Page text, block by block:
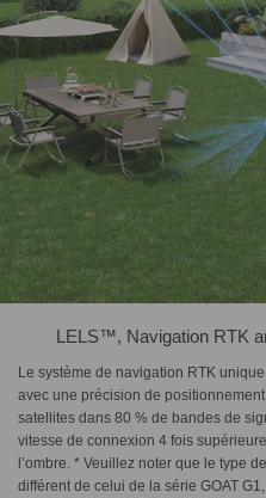
LELS™, Navigation RTK
Le système de navigation RTK
avec une précision de
satellites dans 80 % de bandes de
vitesse de connexion 4 fois
l’ombre. * Veuillez noter que le type
différent de celui de la série GOAT